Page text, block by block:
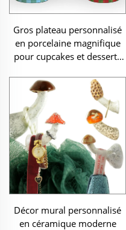
Gros plateau personnalisé
en porcelaine magnifique
pour cupcakes et desserts
Noël bonbonnière en
céramique support à gâteau
casse-noisette
Décor mural personnalisé
en céramique moderne